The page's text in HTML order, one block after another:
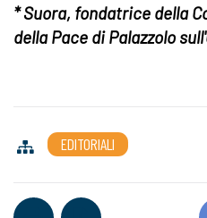
* Suora, fondatrice della
della Pace di Palazzolo
EDITORIALI